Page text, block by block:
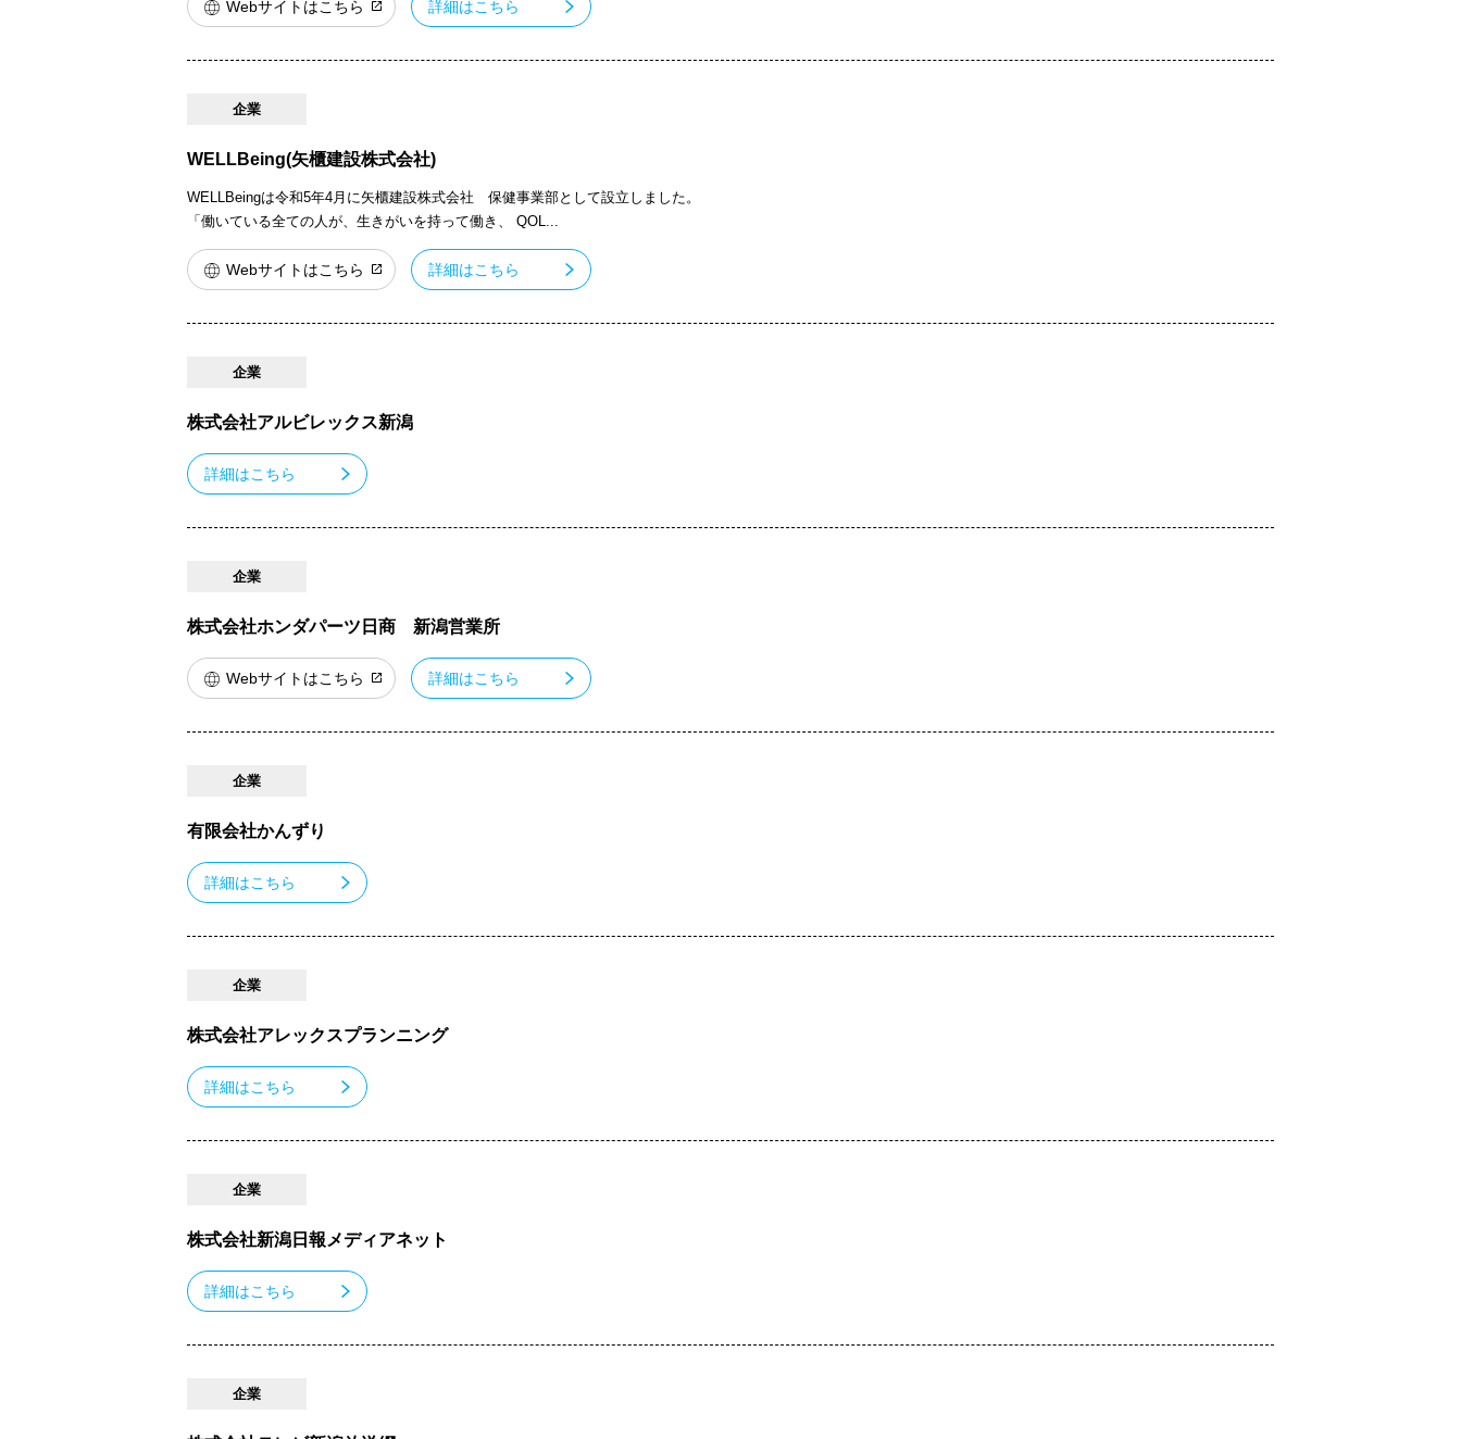
Webサイトはこちら 詳細はこちら
企業
WELLBeing(矢櫃建設株式会社)
WELLBeingは令和5年4月に矢櫃建設株式会社 保健事業部として設立しました。
「働いている全ての人が、生きがいを持って働き、 QOL...
Webサイトはこちら 詳細はこちら
企業
株式会社アルビレックス新潟
詳細はこちら
企業
株式会社ホンダパーツ日商 新潟営業所
Webサイトはこちら 詳細はこちら
企業
有限会社かんずり
詳細はこちら
企業
株式会社アレックスプランニング
詳細はこちら
企業
株式会社新潟日報メディアネット
詳細はこちら
企業